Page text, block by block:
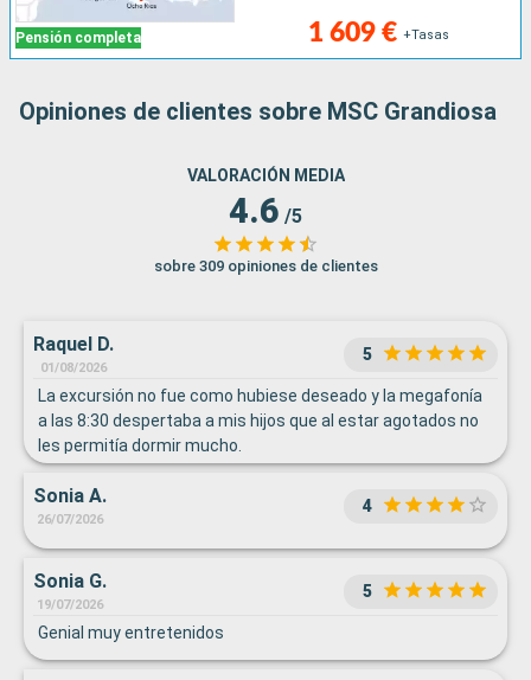
Pensión completa 1 609 € +Tasas
Opiniones de clientes sobre MSC Grandiosa
VALORACIÓN MEDIA
4.6 /5
sobre 309 opiniones de clientes
Raquel D.
01/08/2026
5
La excursión no fue como hubiese deseado y la megafonía
a las 8:30 despertaba a mis hijos que al estar agotados no
les permitía dormir mucho.
Sonia A.
26/07/2026
4
Sonia G.
19/07/2026
5
Genial muy entretenidos